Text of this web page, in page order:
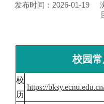
发布时间：2026-01-19
校园
校
历
https://